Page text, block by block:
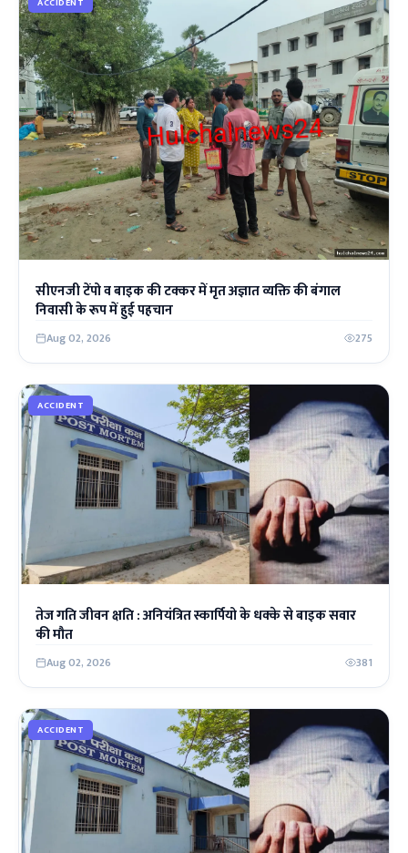
ACCIDENT
सीएनजी टेंपो व बाइक की टक्कर में मृत अज्ञात व्यक्ति की बंगाल
निवासी के रूप में हुई पहचान
Aug 02, 2026 275
ACCIDENT
तेज गति जीवन क्षति : अनियंत्रित स्कार्पियो के धक्के से बाइक सवार
की मौत
Aug 02, 2026 381
ACCIDENT